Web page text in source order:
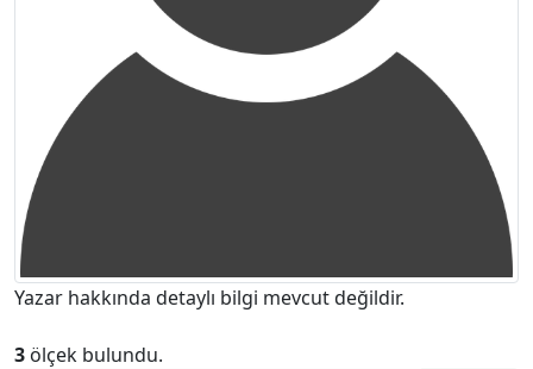
Yazar hakkında detaylı bilgi mevcut değildir.
3 ölçek bulundu.